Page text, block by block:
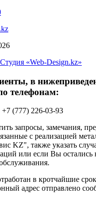
«Web-Design.kz»
в
телефонам:
(777) 226-03-93
запросы, замечания,
с реализацией
KZ", также указать
или если Вы остались
в кротчайшие
адрес отправлено